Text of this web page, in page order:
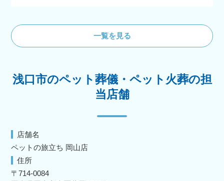
一覧を見る
浅口市のペット葬儀・ペット火葬の担
当店舗
店舗名
ペットの旅立ち 岡山店
住所
〒714-0084